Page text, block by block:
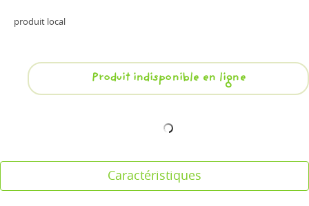
produit local
Produit indisponible en ligne
Caractéristiques